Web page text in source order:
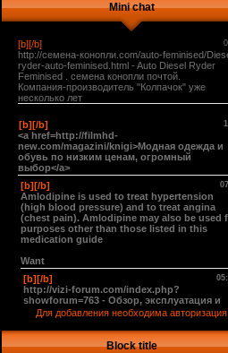
Mini chat
Для добавления необходима авторизация
Block title